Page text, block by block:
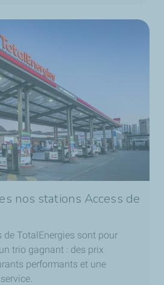
nos stations Access de
de TotalEnergies sont pour
trio gagnant : des prix
performants et une